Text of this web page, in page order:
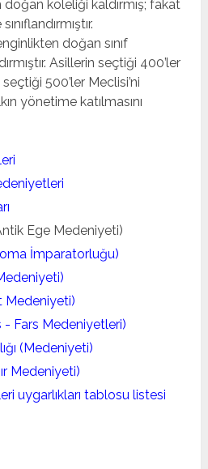
köleliği kaldırmış; fakat
doğan sınıf
Asillerin seçtiği 400’ler
500’ler Meclisi’ni
yönetime katılmasını
Ege Medeniyeti)
İmparatorluğu)
Medeniyeti)
- Fars Medeniyetleri)
(Medeniyeti)
Medeniyeti)
uygarlıkları tablosu listesi